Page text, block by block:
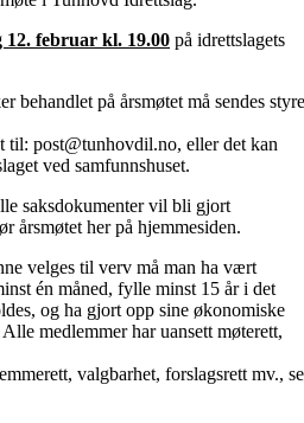
12. februar kl. 19.00 på idrettslagets
behandlet på årsmøtet må sendes
til: post@tunhovdil.no, eller det kan
ved samfunnshuset.
saksdokumenter vil bli gjort
årsmøtet her på hjemmesiden.
velges til verv må man ha vært
én måned, fylle minst 15 år i det
og ha gjort opp sine økonomiske
medlemmer har uansett møterett,
valgbarhet, forslagsrett mv., se